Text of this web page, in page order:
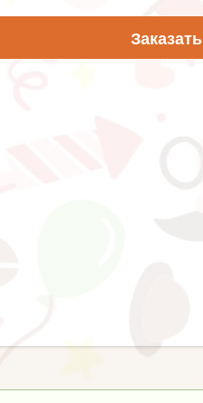
Заказать